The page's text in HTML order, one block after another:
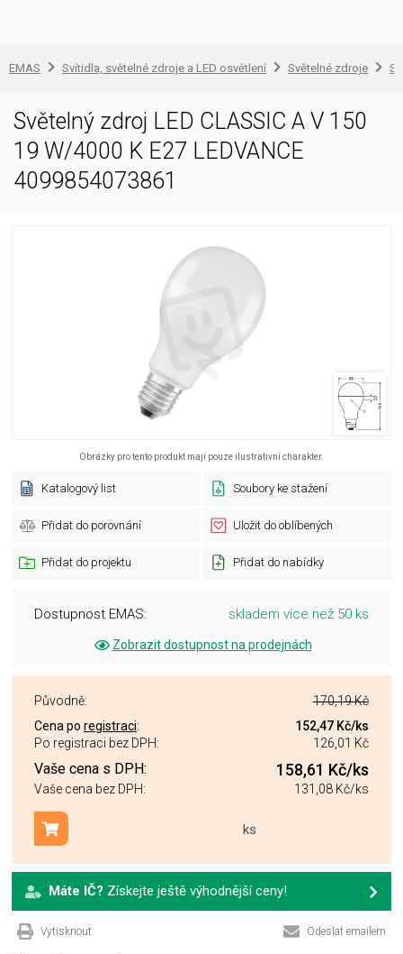
EMAS Svítidla, světelné zdroje a LED osvětlení Světelné zdroje
Světelný zdroj LED CLASSIC A V 150
19 W/4000 K E27 LEDVANCE
4099854073861
Obrázky pro tento produkt mají pouze ilustrativní charakter.
Katalogový list Soubory ke stažení
Přidat do porovnání Uložit do oblíbených
Přidat do projektu Přidat do nabídky
Dostupnost EMAS: skladem více než 50 ks
Zobrazit dostupnost na prodejnách
Původně:
170,19 Kč
Cena po registraci: 152,47 Kč/ks
Po registraci bez DPH:
126,01 Kč
Vaše cena s DPH: 158,61 Kč/ks
Vaše cena bez DPH: 131,08 Kč/ks
ks
Přidat do košíku
Máte IČ? Získejte ještě výhodnější ceny!
Vytisknout Odeslat emailem